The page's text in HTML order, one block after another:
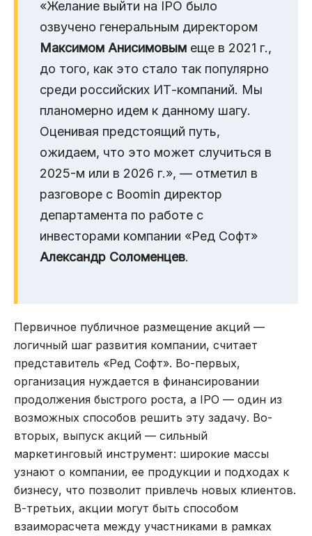
«Желание выйти на IPO было
озвучено генеральным директором
Максимом Анисимовым еще в 2021 г.,
до того, как это стало так популярно
среди российских ИТ-компаний. Мы
планомерно идем к данному шагу.
Оценивая предстоящий путь,
ожидаем, что это может случиться в
2025-м или в 2026 г.», — отметил в
разговоре с Boomin директор
департамента по работе с
инвесторами компании «Ред Софт»
Александр Соломенцев.
Первичное публичное размещение акций —
логичный шаг развития компании, считает
представитель «Ред Софт». Во-первых,
организация нуждается в финансировании
продолжения быстрого роста, а IPO — один из
возможных способов решить эту задачу. Во-
вторых, выпуск акций — сильный
маркетинговый инструмент: широкие массы
узнают о компании, ее продукции и подходах к
бизнесу, что позволит привлечь новых клиентов.
В-третьих, акции могут быть способом
взаиморасчета между участниками в рамках